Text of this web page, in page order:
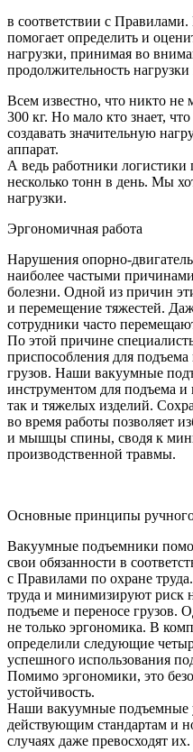
в соответствии с
помогает определить и
нагрузки, принимая во
продолжительность
Всем известно, что никто не
300 кг. Но мало кто знает,
создавать значительную
аппарат.
А ведь работники
несколько тонн в день. Мы
нагрузки.
Эргономичная работа
Нарушения опорно-
наиболее частыми
болезни. Одной из причин
и перемещение тяжестей.
сотрудники часто
По этой причине
приспособления для
грузов. Наши вакуумные
инструментом для подъема и
так и тяжелых изделий.
во время работы позволяет
и мышцы спины, сводя к
производственной травмы.
Основные принципы
Вакуумные подъемники
свои обязанности в
с Правилами по охране
труда и минимизируют риск
подъеме и переносе грузов.
не только эргономика. В
определили следующие
успешного использования
Помимо эргономики, это
устойчивость.
Наши вакуумные подъемные
действующим стандартам и
случаях даже превосходят